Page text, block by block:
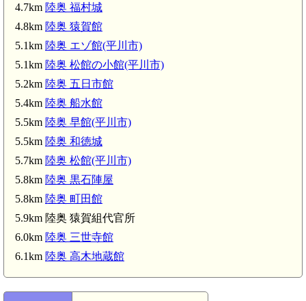
陸奥 福村古館(4.1km)
陸奥 福村城(4.7km)
4.7km 陸奥 福村城
4.8km 陸奥 猿賀館
5.1km 陸奥 エゾ館(平川市)
5.1km 陸奥 松館の小館(平川市)
5.2km 陸奥 五日市館
5.4km 陸奥 船水館
5.5km 陸奥 早館(平川市)
5.5km 陸奥 和徳城
5.7km 陸奥 松館(平川市)
5.8km 陸奥 黒石陣屋
5.8km 陸奥 町田館
5.9km 陸奥 猿賀組代官所
6.0km 陸奥 三世寺館
6.1km 陸奥 高木地蔵館